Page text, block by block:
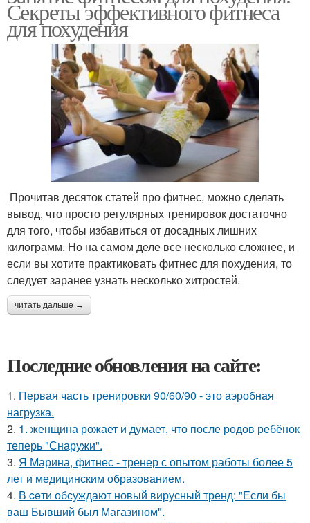
Секреты эффективного фитнеса
для похудения
Прочитав десяток статей про фитнес, можно сделать
вывод, что просто регулярных тренировок достаточно
для того, чтобы избавиться от досадных лишних
килограмм. Но на самом деле все несколько сложнее, и
если вы хотите практиковать фитнес для похудения, то
следует заранее узнать несколько хитростей.
читать дальше →
Последние обновления на сайте:
1. Первая часть тренировки 90/60/90 - это аэробная
нагрузка.
2. 1. женщина рожает и думает, что после родов ребёнок
теперь "Снаружи".
3. Я Марина, фитнес - тренер с опытом работы более 5
лет и медицинским образованием.
4. В ceти обсуждают новый вирусный тренд: "Если бы
ваш Бывший был Магазином".